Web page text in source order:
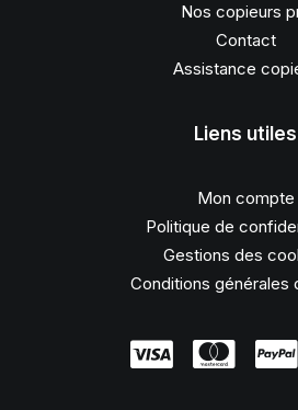
Nos copieurs
Contact
Assistance
Liens utiles
Mon compte
Politique de
Gestions des
Conditions générales